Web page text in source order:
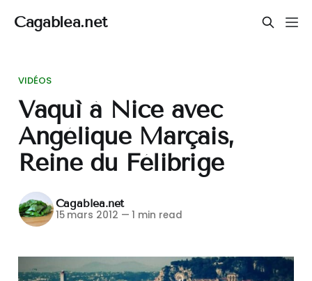
Cagablea.net
VIDÉOS
Vaquì à Nice avec
Angélique Marçais,
Reine du Félibrige
Cagablea.net
15 mars 2012 — 1 min read